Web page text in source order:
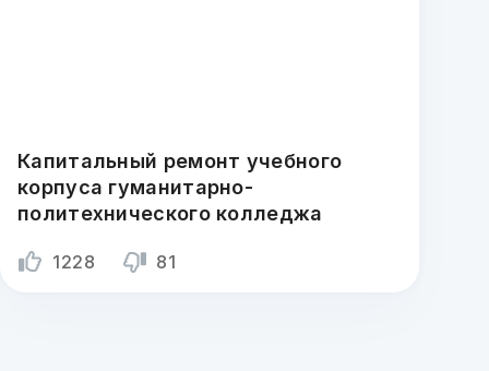
Капитальный ремонт учебного
корпуса гуманитарно-
политехнического колледжа
1228 81